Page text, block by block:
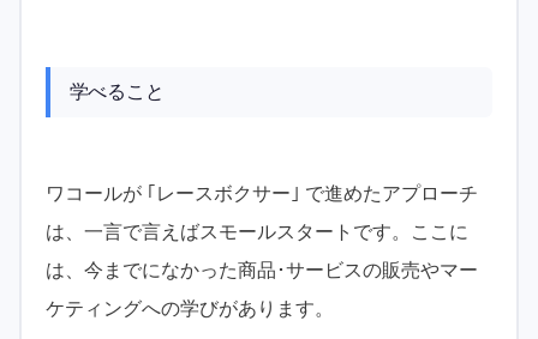
学べること
ワコールが ｢レースボクサー｣ で進めたアプローチ
は、一言で言えばスモールスタートです。ここに
は、今までになかった商品･サービスの販売やマー
ケティングへの学びがあります。